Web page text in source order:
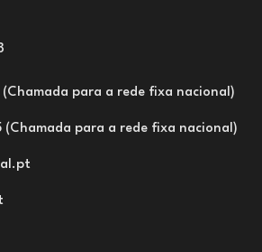
(Chamada para a rede fixa nacional)
(Chamada para a rede fixa nacional)